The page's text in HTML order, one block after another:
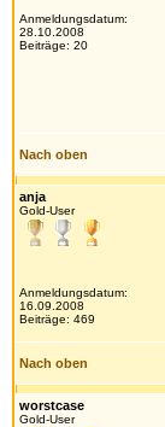
Anmeldungsdatum:
28.10.2008
Beiträge: 20
Nach oben
anja
Gold-User
Anmeldungsdatum:
16.09.2008
Beiträge: 469
Nach oben
worstcase
Gold-User